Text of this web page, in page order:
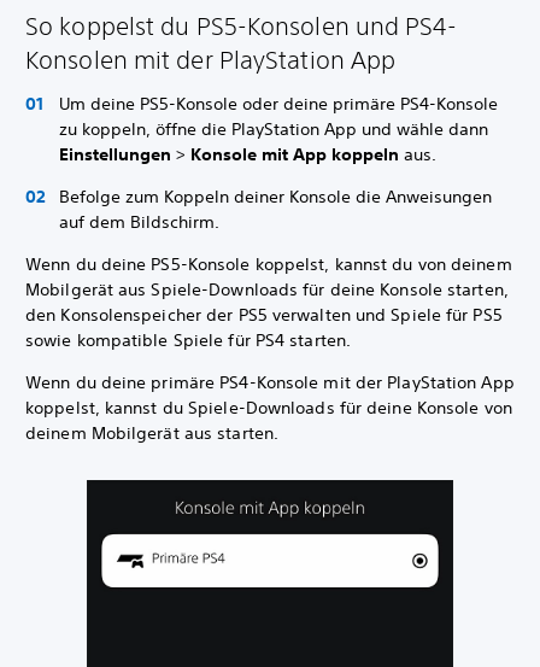
So koppelst du PS5-Konsolen und PS4-
Konsolen mit der PlayStation App
Um deine PS5-Konsole oder deine primäre PS4-Konsole
zu koppeln, öffne die PlayStation App und wähle dann
Einstellungen > Konsole mit App koppeln aus.
Befolge zum Koppeln deiner Konsole die Anweisungen
auf dem Bildschirm.
Wenn du deine PS5-Konsole koppelst, kannst du von deinem
Mobilgerät aus Spiele-Downloads für deine Konsole starten,
den Konsolenspeicher der PS5 verwalten und Spiele für PS5
sowie kompatible Spiele für PS4 starten.
Wenn du deine primäre PS4-Konsole mit der PlayStation App
koppelst, kannst du Spiele-Downloads für deine Konsole von
deinem Mobilgerät aus starten.